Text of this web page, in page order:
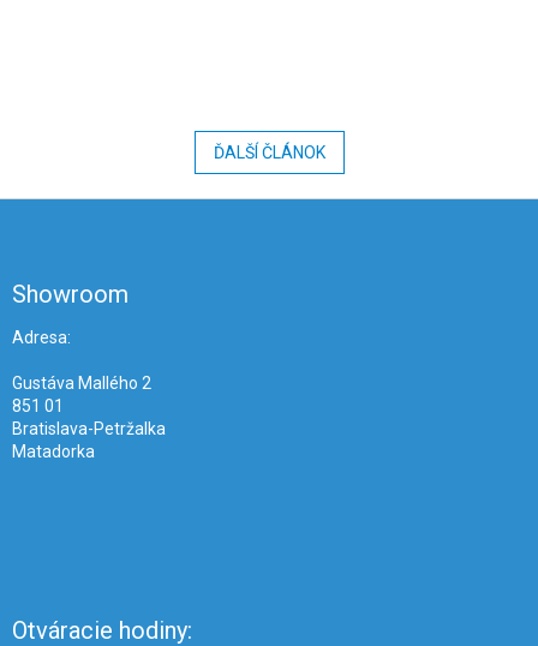
ĎALŠÍ ČLÁNOK
Showroom
Adresa:
Gustáva Mallého 2
851 01
Bratislava-Petržalka
Matadorka
Otváracie hodiny: